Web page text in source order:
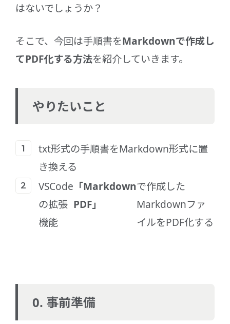
はないでしょうか？
そこで、今回は手順書をMarkdownで作成し
てPDF化する方法を紹介していきます。
やりたいこと
txt形式の手順書をMarkdown形式に置
き換える
VSCode
の拡張
機能
「Markdown
PDF」
で作成した
Markdownファ
イルをPDF化する
0. 事前準備